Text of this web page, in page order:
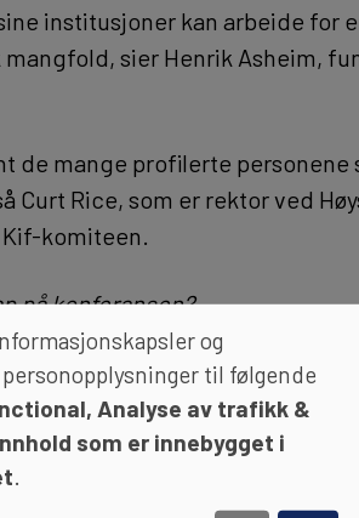
institusjoner kan arbeide for
sier Henrik Asheim,
de mange profilerte personene
Curt Rice, som er rektor ved
komiteen.
på konferansen?
og mangfold som
er en økende jakt på
på formelle og uformelle
og
til følgende
Analyse av trafikk &
som er innebygget i
.